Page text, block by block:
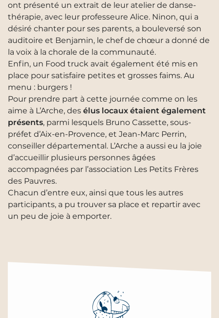
ont présenté un extrait de leur atelier de danse-
thérapie, avec leur professeure Alice. Ninon, qui a
désiré chanter pour ses parents, a bouleversé son
auditoire et Benjamin, le chef de chœur a donné de
la voix à la chorale de la communauté.
Enfin, un Food truck avait également été mis en
place pour satisfaire petites et grosses faims. Au
menu : burgers !
Pour prendre part à cette journée comme on les
aime à L’Arche, des élus locaux étaient également
présents, parmi lesquels Bruno Cassette, sous-
préfet d’Aix-en-Provence, et Jean-Marc Perrin,
conseiller départemental. L’Arche a aussi eu la joie
d’accueillir plusieurs personnes âgées
accompagnées par l’association Les Petits Frères
des Pauvres.
Chacun d’entre eux, ainsi que tous les autres
participants, a pu trouver sa place et repartir avec
un peu de joie à emporter.